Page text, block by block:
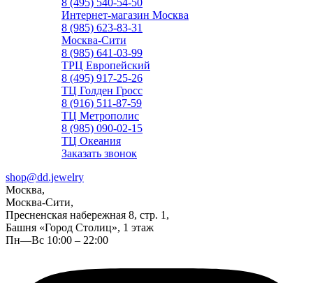
8 (495) 540-54-50
Интернет-магазин Москва
8 (985) 623-83-31
Москва-Сити
8 (985) 641-03-99
ТРЦ Европейский
8 (495) 917-25-26
ТЦ Голден Гросс
8 (916) 511-87-59
ТЦ Метрополис
8 (985) 090-02-15
ТЦ Океания
Заказать звонок
shop@dd.jewelry
Москва,
Москва-Сити,
Пресненская набережная 8, стр. 1,
Башня «Город Столиц», 1 этаж
Пн—Вс 10:00 – 22:00